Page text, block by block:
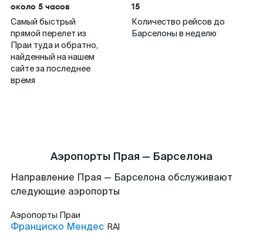
около 5 часов
Самый быстрый
прямой перелет из
Праи туда и обратно,
найденный на нашем
сайте за последнее
время
15
Количество рейсов до
Барселоны в неделю
Аэропорты Прая — Барселона
Направление Прая — Барселона обслуживают
следующие аэропорты
Аэропорты Праи
Франциско Мендес RAI